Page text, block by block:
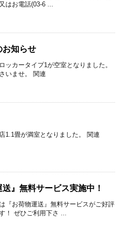
はお電話(03-6 ...
お知らせ
ッカータイプ1が空室となりました。
いませ。 関連
1.1畳が満室となりました。 関連
送』無料サービス実施中！
『お荷物運送』無料サービスがご好評
！ ぜひご利用下さ ...